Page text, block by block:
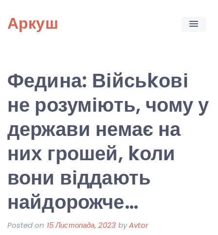
content
Аркуш
Федина: Війсьkові
не розуміють, чому у
держави немає на
них грошей, kоли
вони віддають
найдорожче…
Posted on 15 Листопада, 2023 byAvtor